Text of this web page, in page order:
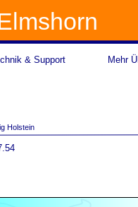
& Support Mehr
Holstein